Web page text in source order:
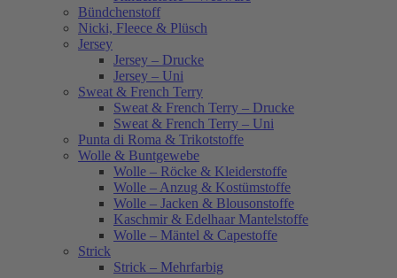
Bündchenstoff
Nicki, Fleece & Plüsch
Jersey
Jersey – Drucke
Jersey – Uni
Sweat & French Terry
Sweat & French Terry – Drucke
Sweat & French Terry – Uni
Punta di Roma & Trikotstoffe
Wolle & Buntgewebe
Wolle – Röcke & Kleiderstoffe
Wolle – Anzug & Kostümstoffe
Wolle – Jacken & Blousonstoffe
Kaschmir & Edelhaar Mantelstoffe
Wolle – Mäntel & Capestoffe
Strick
Strick – Mehrfarbig